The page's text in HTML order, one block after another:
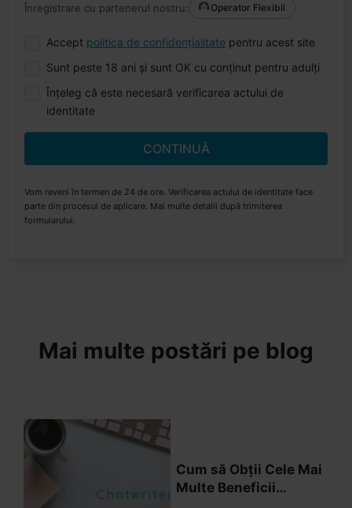
Înregistrare cu partenerul nostru: Operator Flexibil
Accept politica de confidențialitate pentru acest site
Sunt peste 18 ani și sunt OK cu conținut pentru adulți
Înțeleg că este necesară verificarea actului de
identitate
CONTINUĂ
Vom reveni în termen de 24 de ore. Verificarea actului de identitate face
parte din procesul de aplicare. Mai multe detalii după trimiterea
formularului.
Mai multe postări pe blog
Cum să Obții Cele Mai
Multe Beneficii